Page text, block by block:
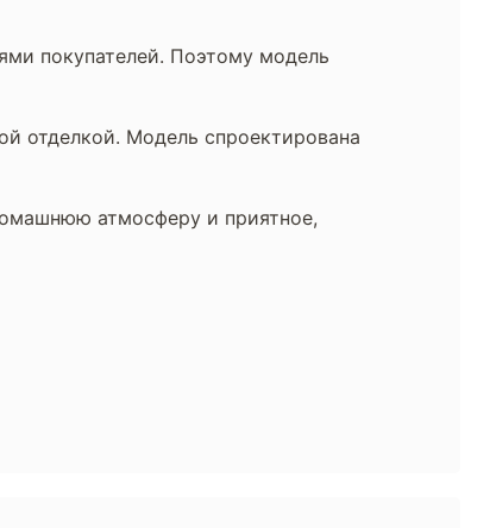
покупателей. Поэтому модель
отделкой. Модель спроектирована
атмосферу и приятное,